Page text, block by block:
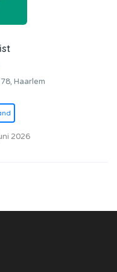
Haarlem
2026